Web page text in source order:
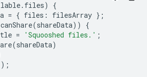
. files)
{
= { files : filesArray };
canShare(shareData))
{
= 'Squooshed files.' ;
(shareData)